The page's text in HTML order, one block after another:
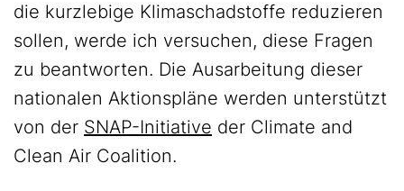
die kurzlebige Klimaschadstoffe reduzieren
sollen, werde ich versuchen, diese Fragen
zu beantworten. Die Ausarbeitung dieser
nationalen Aktionspläne werden unterstützt
von der SNAP-Initiative der Climate and
Clean Air Coalition.